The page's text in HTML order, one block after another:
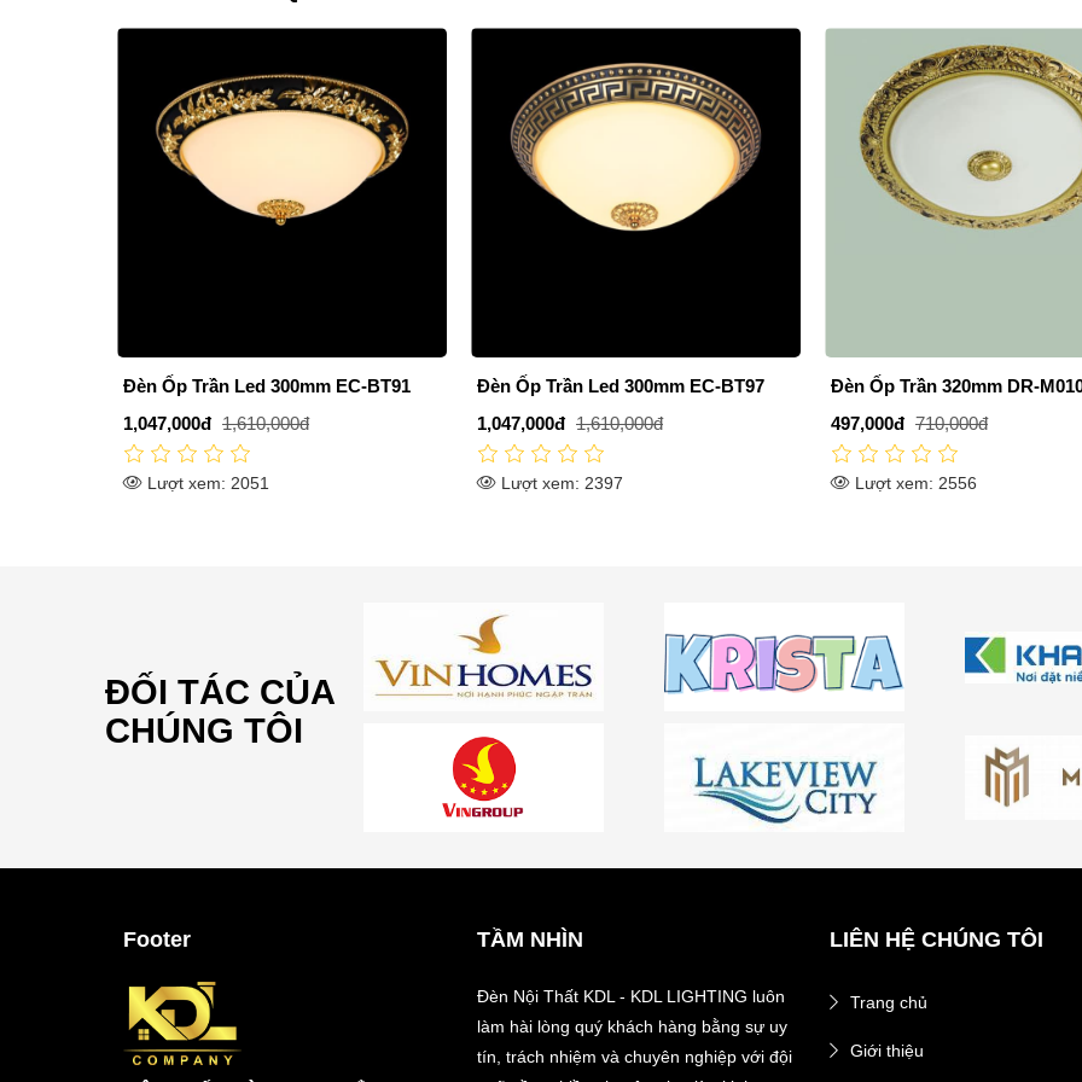
Đèn Ốp Trần Led 300mm EC-BT97
1,047,000đ 1,610,000đ
Lượt xem: 2397
Đèn Ốp Trần 320mm DR-M010
497,000đ 710,000đ
Lượt xem: 2556
Đèn Ốp Trần Led 300mm EC-
845,000đ 1,300,000đ
Lượt xem: 2381
ĐỐI TÁC CỦA
CHÚNG TÔI
Footer TẦM NHÌN
Đèn Nội Thất KDL - KDL LIGHTING luôn
làm hài lòng quý khách hàng bằng sự uy
tín, trách nhiệm và chuyên nghiệp với đội
LIÊN HỆ CHÚNG TÔI
Trang chủ
Giới thiệu